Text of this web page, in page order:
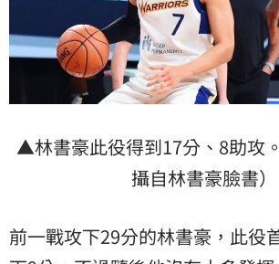
▲林書豪此役得到17分、8助攻
攝自林書豪臉書）
前一戰攻下29分的林書豪，此役